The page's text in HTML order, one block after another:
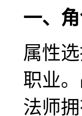
一、
属性
职业
法师